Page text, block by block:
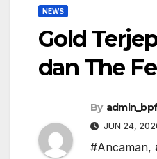
NEWS
Gold
dan The
By
JUN 24,
#Ancaman,